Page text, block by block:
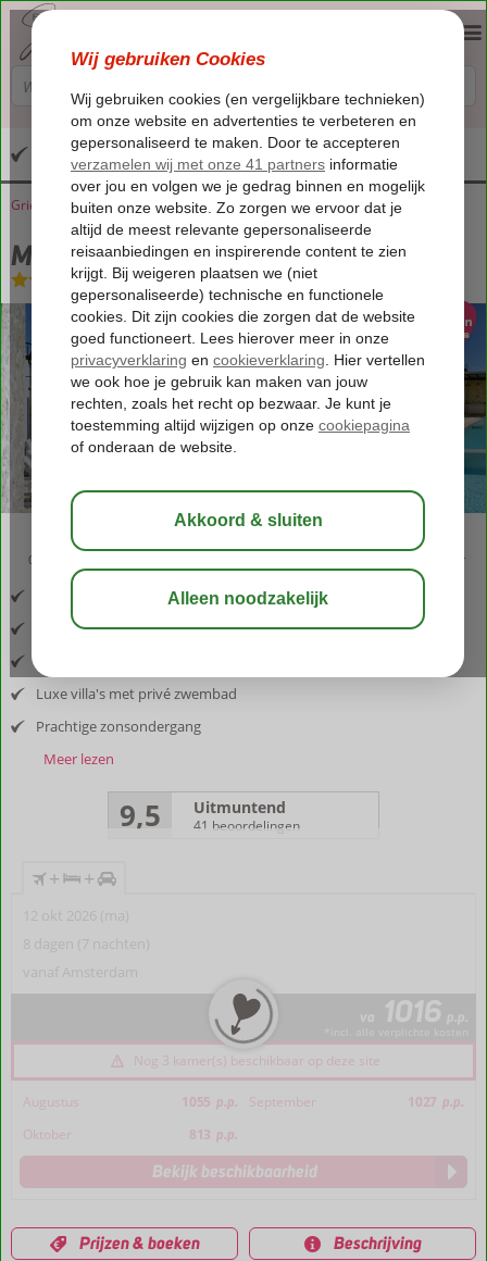
Altijd inclusief huurauto
Home
Griekenland Corfu Arillas Mega Lithari Villas
Mega Lithari Villas
Logies-Villa
02:50 bewaar
Inclusief vlucht en huurauto
Gelegen nabij kustplaats Arillas
Luxe villa's met privé zwembad
Prachtige zonsondergang
Meer lezen
9,5 Uitmuntend
41 beoordelingen
+ +
12 okt 2026 (ma)
8 dagen (7 nachten)
vanaf Amsterdam
va 1016 p.p.
Nog 3 kamer(s) beschikbaar op deze site
Augustus 1055 p.p. September 1027 p.p.
Oktober
813 p.p.
Bekijk beschikbaarheid
Prijzen & boeken Beschrijving